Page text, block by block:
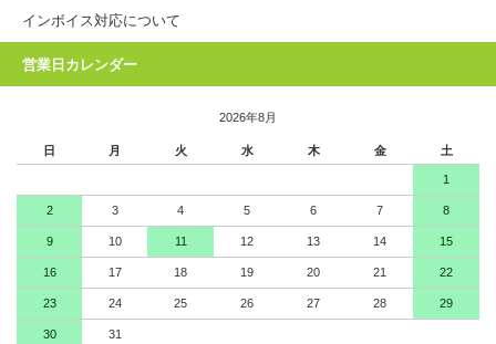
インボイス対応について
営業日カレンダー
2026年8月
日 月 火 水 木 金 土
1
2 3 4 5 6 7 8
9 10 11 12 13 14 15
16 17 18 19 20 21 22
23 24 25 26 27 28 29
30 31